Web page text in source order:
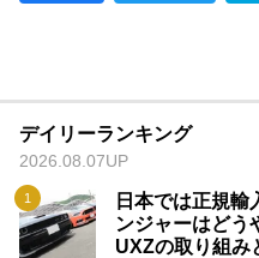
デイリーランキング
2026.08.07UP
日本では正規輸
ンジャーはどう
UXZの取り組み